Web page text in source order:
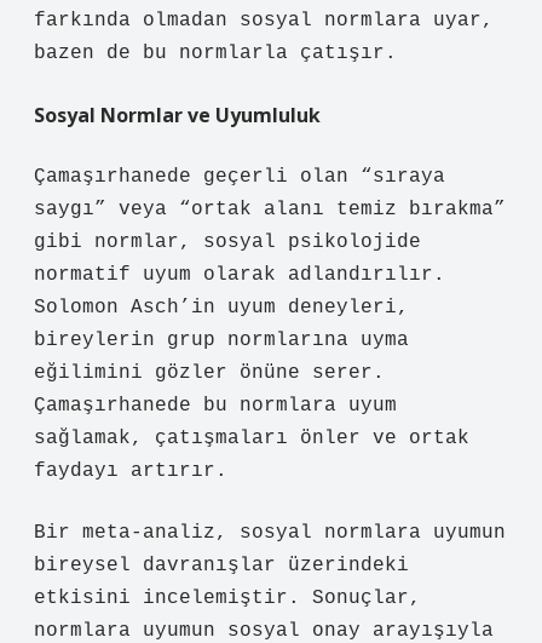
farkında olmadan sosyal normlara uyar,
bazen de bu normlarla çatışır.
Sosyal Normlar ve Uyumluluk
Çamaşırhanede geçerli olan “sıraya
saygı” veya “ortak alanı temiz bırakma”
gibi normlar, sosyal psikolojide
normatif uyum olarak adlandırılır.
Solomon Asch’in uyum deneyleri,
bireylerin grup normlarına uyma
eğilimini gözler önüne serer.
Çamaşırhanede bu normlara uyum
sağlamak, çatışmaları önler ve ortak
faydayı artırır.
Bir meta-analiz, sosyal normlara uyumun
bireysel davranışlar üzerindeki
etkisini incelemiştir. Sonuçlar,
normlara uyumun sosyal onay arayışıyla